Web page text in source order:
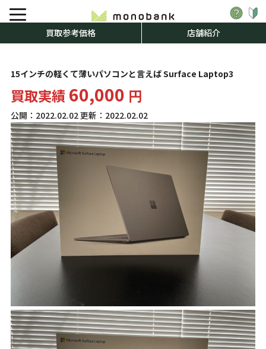
買取参考価格 店舗紹介
15インチの軽くて薄いパソコンと言えば Surface Laptop3
買取実績60,000 円
公開： 2022.02.02更新： 2022.02.02